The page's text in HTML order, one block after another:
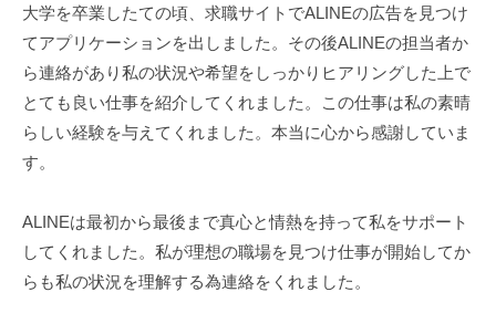
a
g
g
i
大学を卒業したての頃、求職サイトでALINEの広告を見つけ
てアプリケーションを出しました。その後ALINEの担当者か
ら連絡があり私の状況や希望をしっかりヒアリングした上で
とても良い仕事を紹介してくれました。この仕事は私の素晴
らしい経験を与えてくれました。本当に心から感謝していま
す。
ALINEは最初から最後まで真心と情熱を持って私をサポート
してくれました。私が理想の職場を見つけ仕事が開始してか
らも私の状況を理解する為連絡をくれました。